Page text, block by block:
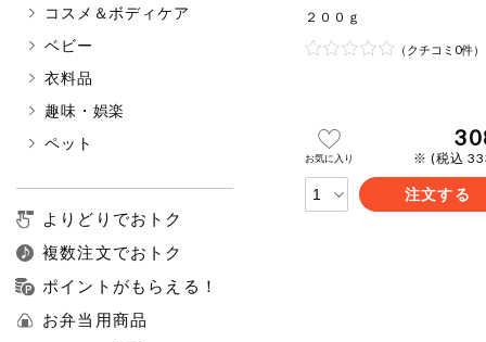
コスメ＆ボディケア
ベビー
衣料品
趣味・娯楽
ペット
よりどりでおトク
複数注文でおトク
ポイントがもらえる！
お弁当用商品
２００ｇ
（クチコミ0件）
お気に入り ※ (税込
注文する